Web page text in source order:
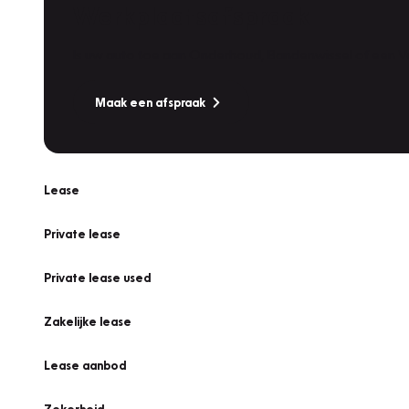
Maak een afspraak
Lease
Private lease
Private lease used
Zakelijke lease
Lease aanbod